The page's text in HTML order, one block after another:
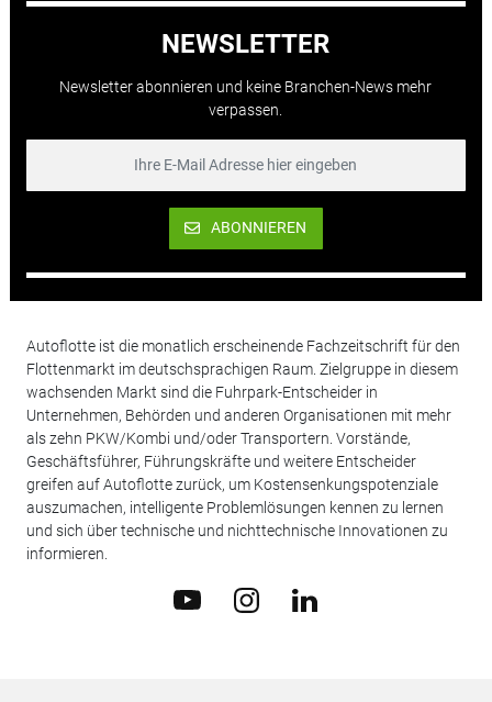
NEWSLETTER
Newsletter abonnieren und keine Branchen-News mehr
verpassen.
ABONNIEREN
Autoflotte ist die monatlich erscheinende Fachzeitschrift für den
Flottenmarkt im deutschsprachigen Raum. Zielgruppe in diesem
wachsenden Markt sind die Fuhrpark-Entscheider in
Unternehmen, Behörden und anderen Organisationen mit mehr
als zehn PKW/Kombi und/oder Transportern. Vorstände,
Geschäftsführer, Führungskräfte und weitere Entscheider
greifen auf Autoflotte zurück, um Kostensenkungspotenziale
auszumachen, intelligente Problemlösungen kennen zu lernen
und sich über technische und nichttechnische Innovationen zu
informieren.